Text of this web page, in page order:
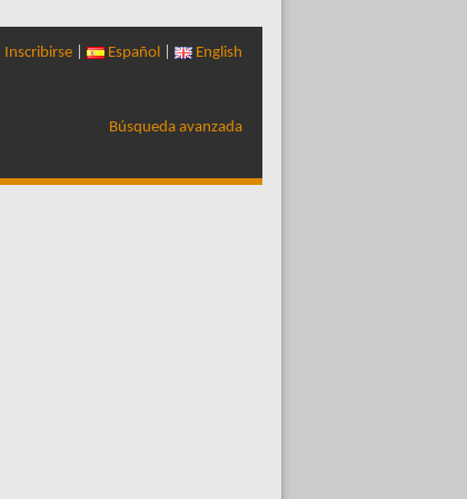
Inscribirse Español English
Búsqueda avanzada